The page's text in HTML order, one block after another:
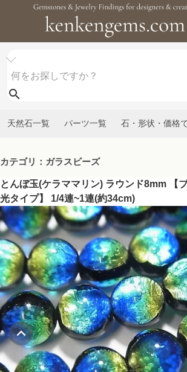
天然石一覧 パーツ一覧 石・形状・価格
カテゴリ：ガラスビーズ
とんぼ玉(ケラママリン) ラウンド8mm 【
光タイプ】 1/4連~1連(約34cm)